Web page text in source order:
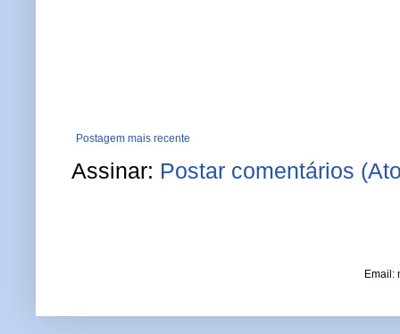
Postagem mais recente
Assinar: Postar comentários
Email: